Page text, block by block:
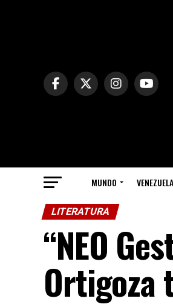
MUNDO VENEZUELA
LITERATURA
“NEO
Ortigoza